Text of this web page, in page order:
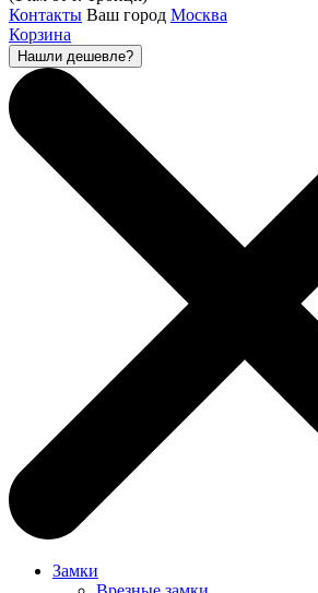
Контакты Ваш город Москва
Корзина
Нашли дешевле?
Замки